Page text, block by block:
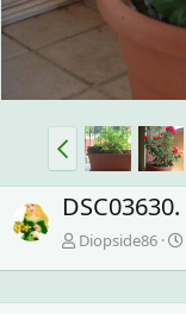
DSC03630.
Diopside86